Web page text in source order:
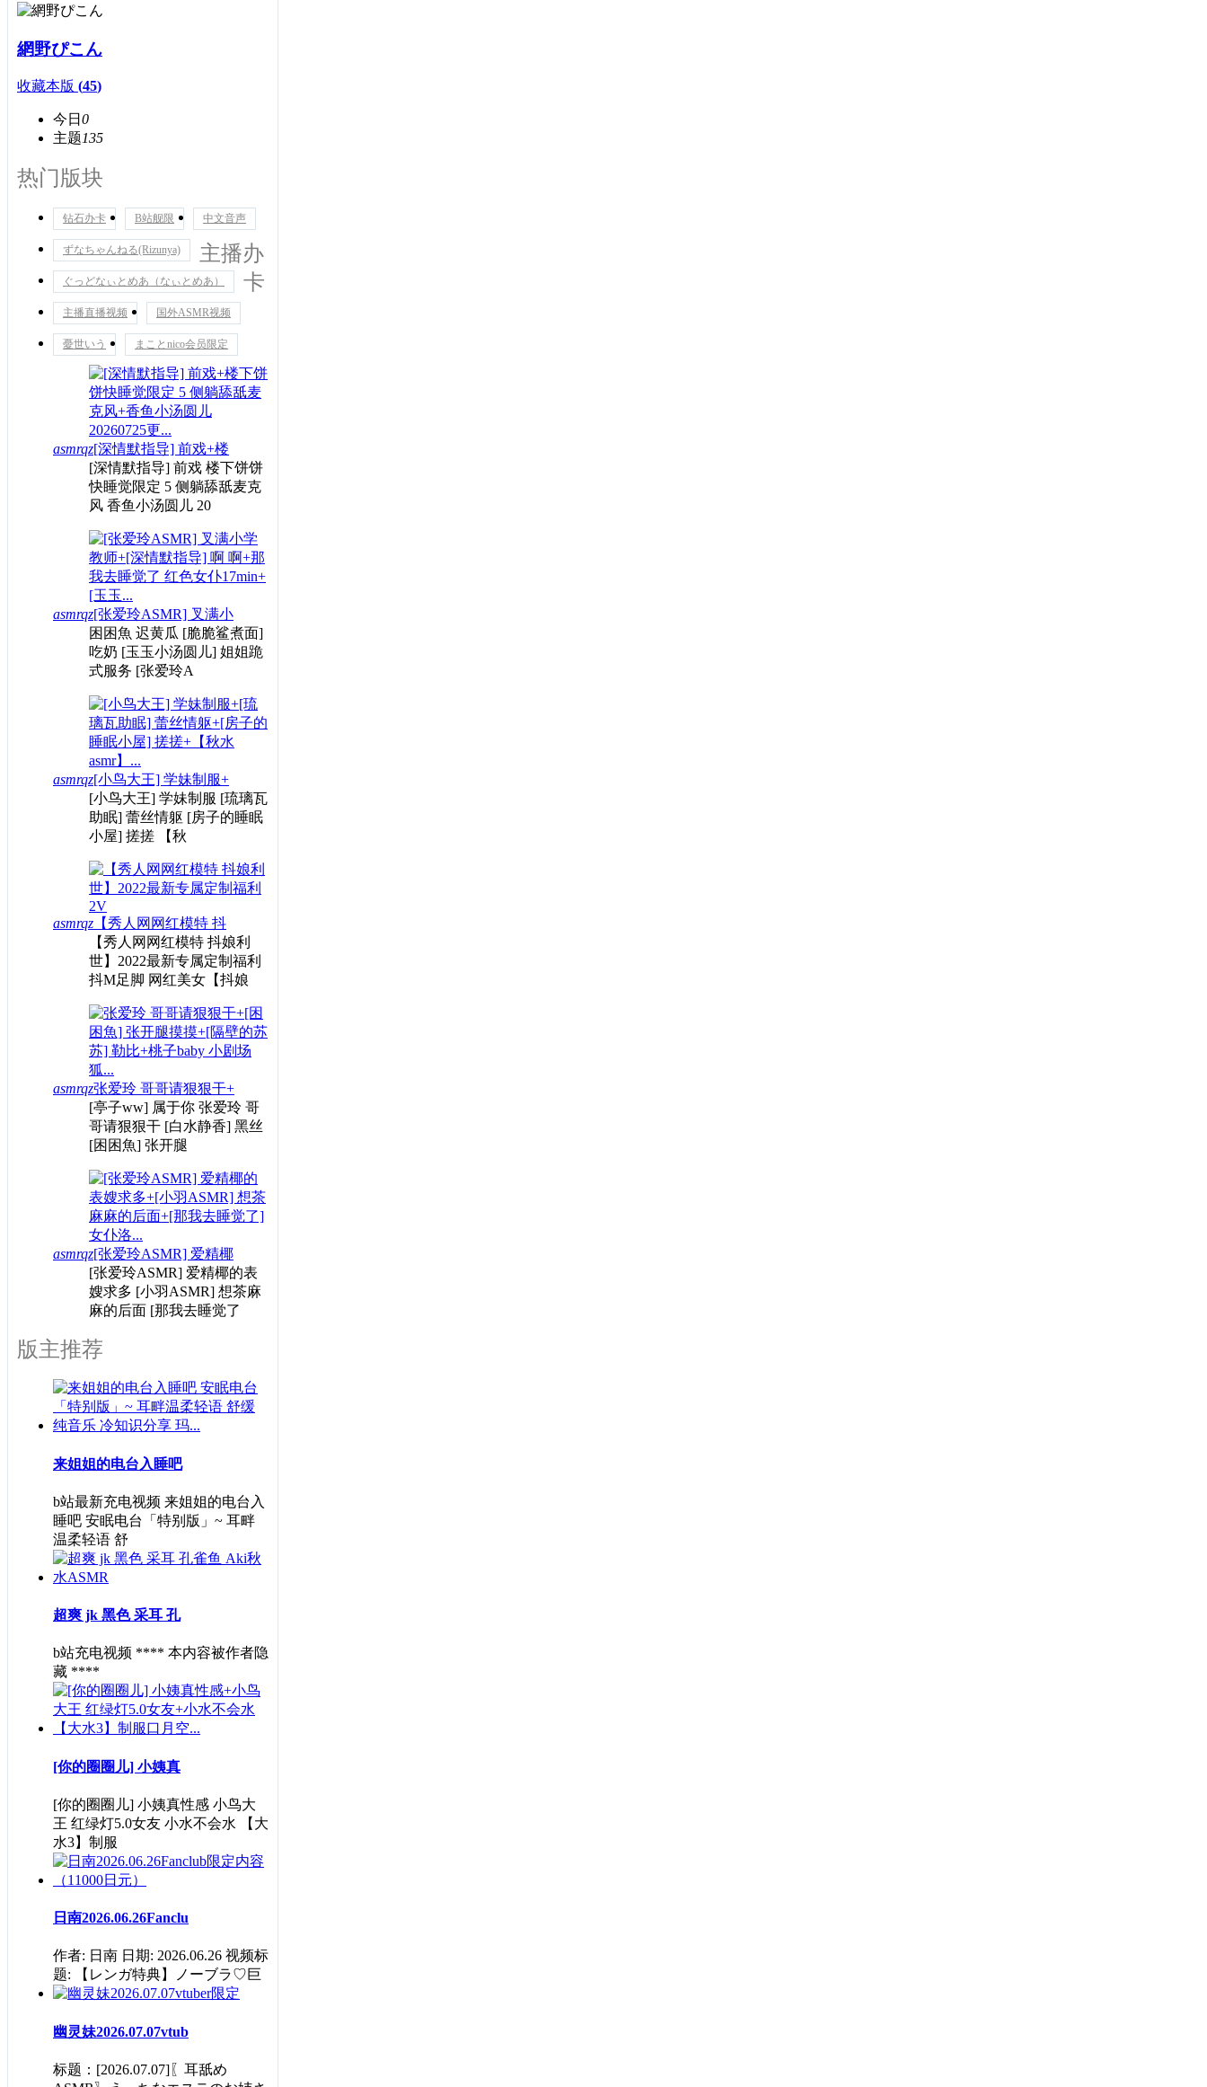
網野ぴこん
收藏本版 (45)
今日 0
主题135
热门版块
钻石办卡 B站舰限 中文音声
ずなちゃんねる(Rizunya)
ぐっどなぃとめあ（なぃとめあ）
主播直播视频 国外ASMR视频
憂世いう まことnico会员限定
主播办
卡
asmrqz[深情默指导] 前戏+楼
[深情默指导] 前戏 楼下饼饼
快睡觉限定 5 侧躺舔舐麦克
风 香鱼小汤圆儿 20
asmrqz[张爱玲ASMR] 叉满小
困困魚 迟黄瓜 [脆脆鲨煮面]
吃奶 [玉玉小汤圆儿] 姐姐跪
式服务 [张爱玲A
asmrqz[小鸟大王] 学妹制服+
[小鸟大王] 学妹制服 [琉璃瓦
助眠] 蕾丝情躯 [房子的睡眠
小屋] 搓搓 【秋
asmrqz 【秀人网网红模特 抖
【秀人网网红模特 抖娘利
世】2022最新专属定制福利
抖M足脚 网红美女【抖娘
asmrqz张爱玲 哥哥请狠狠干+
[亭子ww] 属于你 张爱玲 哥
哥请狠狠干 [白水静香] 黑丝
[困困魚] 张开腿
asmrqz[张爱玲ASMR] 爱精椰
[张爱玲ASMR] 爱精椰的表
嫂求多 [小羽ASMR] 想茶麻
麻的后面 [那我去睡觉了
版主推荐
来姐姐的电台入睡吧
b站最新充电视频 来姐姐的电台入
睡吧 安眠电台「特别版」~ 耳畔
温柔轻语 舒
超爽 jk 黑色 采耳 孔
b站充电视频 **** 本内容被作者隐
藏 ****
[你的圈圈儿] 小姨真
[你的圈圈儿] 小姨真性感 小鸟大
王 红绿灯5.0女友 小水不会水 【大
水3】制服
日南2026.06.26Fanclu
作者: 日南 日期: 2026.06.26 视频标
题: 【レンガ特典】ノーブラ♡巨
幽灵妹2026.07.07vtub
标题：[2026.07.07]〖耳舐め